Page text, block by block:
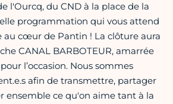
l'Ourcq, du CND à la place de la
programmation qui vous attend
au cœur de Pantin ! La clôture aura
CANAL BARBOTEUR, amarrée
l’occasion. Nous sommes
afin de transmettre, partager
ensemble ce qu'on aime tant à la